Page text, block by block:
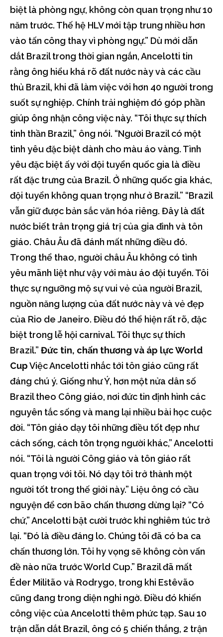
biệt là phòng ngự, không còn quan trọng như 10
năm trước. Thế hệ HLV mới tập trung nhiều hơn
vào tấn công thay vì phòng ngự.” Dù mới dẫn
dắt Brazil trong thời gian ngắn, Ancelotti tin
rằng ông hiểu khá rõ đất nước này và các cầu
thủ Brazil, khi đã làm việc với hơn 40 người trong
suốt sự nghiệp. Chính trải nghiệm đó góp phần
giúp ông nhận công việc này. “Tôi thực sự thích
tinh thần Brazil,” ông nói. “Người Brazil có một
tình yêu đặc biệt dành cho màu áo vàng. Tình
yêu đặc biệt ấy với đội tuyển quốc gia là điều
rất đặc trưng của Brazil. Ở những quốc gia khác,
đội tuyển không quan trọng như ở Brazil.” “Brazil
vẫn giữ được bản sắc văn hóa riêng. Đây là đất
nước biết trân trọng giá trị của gia đình và tôn
giáo. Châu Âu đã đánh mất những điều đó.
Trong thể thao, người châu Âu không có tình
yêu mãnh liệt như vậy với màu áo đội tuyển. Tôi
thực sự ngưỡng mộ sự vui vẻ của người Brazil,
nguồn năng lượng của đất nước này và vẻ đẹp
của Rio de Janeiro. Điều đó thể hiện rất rõ, đặc
biệt trong lễ hội carnival. Tôi thực sự thích
Brazil.” Đức tin, chấn thương và áp lực World
CupViệc Ancelotti nhắc tới tôn giáo cũng rất
đáng chú ý. Giống như Ý, hơn một nửa dân số
Brazil theo Công giáo, nơi đức tin định hình các
nguyên tắc sống và mang lại nhiều bài học cuộc
đời. “Tôn giáo dạy tôi những điều tốt đẹp như
cách sống, cách tôn trọng người khác,” Ancelotti
nói. “Tôi là người Công giáo và tôn giáo rất
quan trọng với tôi. Nó dạy tôi trở thành một
người tốt trong thế giới này.” Liệu ông có cầu
nguyện để cơn bão chấn thương dừng lại? “Có
chứ,” Ancelotti bật cười trước khi nghiêm túc trở
lại. “Đó là điều đáng lo. Chúng tôi đã có ba ca
chấn thương lớn. Tôi hy vọng sẽ không còn vấn
đề nào nữa trước World Cup.” Brazil đã mất
Éder Militão và Rodrygo, trong khi Estêvão
cũng đang trong diện nghi ngờ. Điều đó khiến
công việc của Ancelotti thêm phức tạp. Sau 10
trận dẫn dắt Brazil, ông có 5 chiến thắng, 2 trận